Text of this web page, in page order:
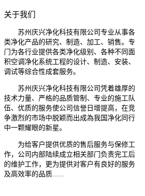
关于我们
苏州庆兴净化科技有限公司专业从事各
类净化产品的研究、制造、加工、销售。专
门为各行业提供各类净化级别、各种不同面
积空调净化系统工程的设计、制造、安装、
调试等综合性成套服务。
苏州庆兴净化科技有限公司凭着雄厚的
技术力量、严格的品质管制、专业的施工队
伍、优质的服务使公司信誉日增提高，在竞
争激烈的市场中脱颖而出成為我国净化同行
中一颗耀眼的新星。
为给客户提供优质的售后服务与保修工
作，公司内部陆续成立相关部门负责完工后
的维护工作，更为提供对客户有良好的服务
及高效率的品质......